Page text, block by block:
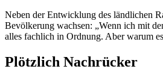
Neben der Entwicklung des ländlichen
Bevölkerung wachsen: „Wenn ich mit
alles fachlich in Ordnung. Aber warum
Plötzlich Nachrücker